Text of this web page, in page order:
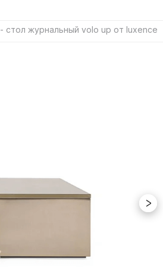
- стол журнальный volo up от luxence